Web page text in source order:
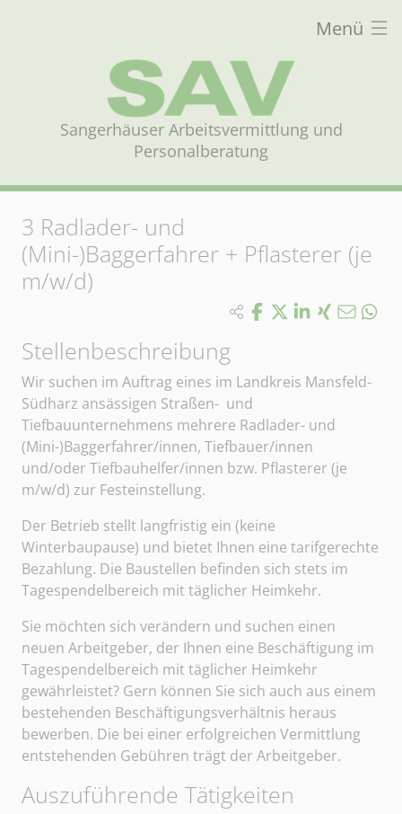
Menü
Sangerhäuser Arbeitsvermittlung und
Personalberatung
3 Radlader- und
(Mini-)Baggerfahrer + Pflasterer (je
m/w/d)
Stellenbeschreibung
Wir suchen im Auftrag eines im Landkreis Mansfeld-
Südharz ansässigen Straßen- und
Tiefbauunternehmens mehrere Radlader- und
(Mini-)Baggerfahrer/innen, Tiefbauer/innen
und/oder Tiefbauhelfer/innen bzw. Pflasterer (je
m/w/d) zur Festeinstellung.
Der Betrieb stellt langfristig ein (keine
Winterbaupause) und bietet Ihnen eine tarifgerechte
Bezahlung. Die Baustellen befinden sich stets im
Tagespendelbereich mit täglicher Heimkehr.
Sie möchten sich verändern und suchen einen
neuen Arbeitgeber, der Ihnen eine Beschäftigung im
Tagespendelbereich mit täglicher Heimkehr
gewährleistet? Gern können Sie sich auch aus einem
bestehenden Beschäftigungsverhältnis heraus
bewerben. Die bei einer erfolgreichen Vermittlung
entstehenden Gebühren trägt der Arbeitgeber.
Sangerhäuser Arbeitsvermittlung und
Auszuführende Tätigkeiten